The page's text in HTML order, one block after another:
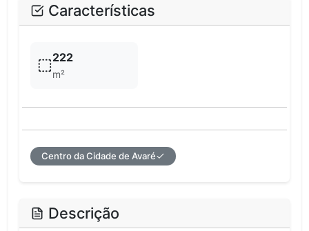
Características
222
m²
Centro da Cidade de Avaré
Descrição